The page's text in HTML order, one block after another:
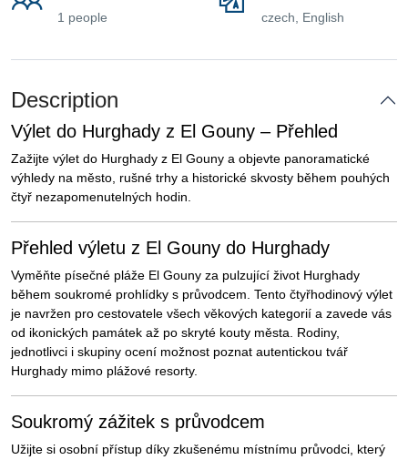
1 people
czech, English
Description
Výlet do Hurghady z El Gouny – Přehled
Zažijte výlet do Hurghady z El Gouny a objevte panoramatické
výhledy na město, rušné trhy a historické skvosty během pouhých
čtyř nezapomenutelných hodin.
Přehled výletu z El Gouny do Hurghady
Vyměňte písečné pláže El Gouny za pulzující život Hurghady
během soukromé prohlídky s průvodcem. Tento čtyřhodinový výlet
je navržen pro cestovatele všech věkových kategorií a zavede vás
od ikonických památek až po skryté kouty města. Rodiny,
jednotlivci i skupiny ocení možnost poznat autentickou tvář
Hurghady mimo plážové resorty.
Soukromý zážitek s průvodcem
Užijte si osobní přístup díky zkušenému místnímu průvodci, který